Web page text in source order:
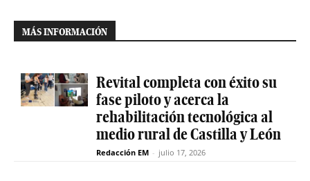
MÁS INFORMACIÓN
Revital completa con éxito su
fase piloto y acerca la
rehabilitación tecnológica al
medio rural de Castilla y León
Redacción EM - julio 17, 2026